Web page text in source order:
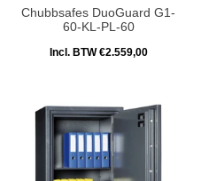
Chubbsafes DuoGuard G1-
60-KL-PL-60
Incl. BTW €2.559,00